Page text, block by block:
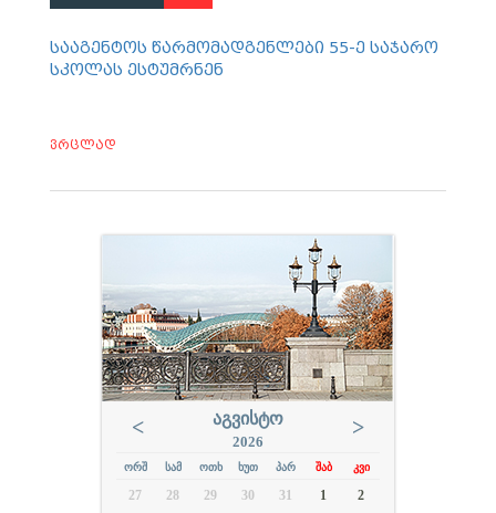
სააგენტოს წარმომადგენლები 55-ე საჯარო
სკოლას ესტუმრნენ
ვრცლად
< ᲐᲒᲕᲘᲡᲢᲝ
2026
>
ᲝᲠᲨ ᲡᲐᲛ ᲝᲗᲮ ᲮᲣᲗ ᲞᲐᲠ ᲨᲐᲑ ᲙᲕᲘ
27 28 29 30 31 1 2